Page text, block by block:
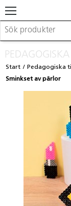
Möbler &
Skapa
Leka
Skolförbrukning
Logga in /
Hitta din säljare
Start Pedagogiska
Sminkset av pärlor